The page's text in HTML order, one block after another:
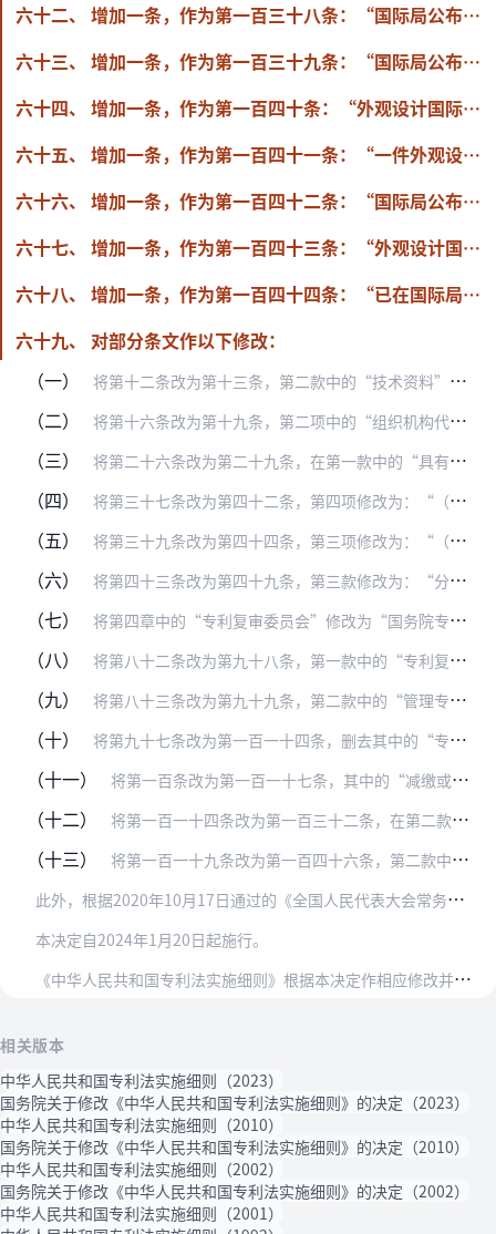
六十二、 增加一条，作为第一百三十八条：“国际局公布外观设计国际申请后，国务院专利行政部门对外观设计国际申请进行审查，并将审查结果通知国际局。”
六十三、 增加一条，作为第一百三十九条：“国际局公布的外观设计国际申请中包括一项或者多项优先权的，视为已经依照专利法第三十条的规定提出了书面声明。
六十四、 增加一条，作为第一百四十条：“外观设计国际申请涉及的外观设计有专利法第二十四条第（二）项或者第（三）项所列情形的，应当在提出外观设计国际申请时声明，并自外观设计国际申请公布之日起2个月内提交本细则第三十三条第三款规定的有关证明文件。”
六十五、 增加一条，作为第一百四十一条：“一件外观设计国际申请包括两项以上外观设计的，申请人可以自外观设计国际申请公布之日起2个月内，向国务院专利行政部门提出分案申请，并缴纳费用。”
六十六、 增加一条，作为第一百四十二条：“国际局公布的外观设计国际申请中包括含设计要点的说明书的，视为已经依照本细则第三十一条的规定提交了简要说明。”
六十七、 增加一条，作为第一百四十三条：“外观设计国际申请经国务院专利行政部门审查后没有发现驳回理由的，由国务院专利行政部门作出给予保护的决定，通知国际局。
六十八、 增加一条，作为第一百四十四条：“已在国际局办理权利变更手续的，申请人应当向国务院专利行政部门提供有关证明材料。”
六十九、 对部分条文作以下修改：
（一）
将第十二条改为第十三条，第二款中的“技术资料”修改为“技术信息和资料”。
（二） 将第十六条改为第十九条，第二项中的“组织机构代码或者居民身份证件号码”修改为“统一社会信用代码或者身份证件号码”，第四项中的“专利代理人的姓名、执业证号码”修改…
（三） 将第二十六条改为第二十九条，在第一款中的“具有实际或者潜在价值的材料”后增加“和利用此类材料产生的遗传信息”。
（四） 将第三十七条改为第四十二条，第四项修改为：“（四）复审或者无效宣告程序中，曾参与原申请的审查的”。
（五） 将第三十九条改为第四十四条，第三项修改为：“（三）申请文件的格式不符合规定的”。
（六） 将第四十三条改为第四十九条，第三款修改为：“分案申请的请求书中应当写明原申请的申请号和申请日。”
（七） 将第四章中的“专利复审委员会”修改为“国务院专利行政部门”。
（八） 将第八十二条改为第九十八条，第一款中的“专利复审委员会”修改为“国务院专利行政部门”。
（九） 将第八十三条改为第九十九条，第二款中的“管理专利工作的部门”修改为“县级以上负责专利执法的部门”。
（十） 将第九十七条改为第一百一十四条，删去其中的“专利登记费、公告印刷费和”。
（十一） 将第一百条改为第一百一十七条，其中的“减缴或者缓缴”修改为“减缴”，“国务院价格管理部门”修改为“国务院发展改革部门”。
（十二） 将第一百一十四条改为第一百三十二条，在第二款中的“国际公布日”后增加“或者国务院专利行政部门公布之日”。
（十三） 将第一百一十九条改为第一百四十六条，第二款中的“代理人”修改为“专利代理师”，“并附具”修改为“必要时应当提交”。
此
外，根据2020年10月17日通过的《全国人民代表大会常务委员会关于修改〈中华人民共和国专利法〉的决定》，对《中华人民共和国专利法实施细则》引用《中华人民共和…
本决定自2024年1月20日起施行。
《
中华人民共和国专利法实施细则》根据本决定作相应修改并对条文序号作相应调整，重新公布。
相关版本
中华人民共和国专利法实施细则（2023）
国务院关于修改《中华人民共和国专利法实施细则》的决定（2023）
中华人民共和国专利法实施细则（2010）
国务院关于修改《中华人民共和国专利法实施细则》的决定（2010）
中华人民共和国专利法实施细则（2002）
国务院关于修改《中华人民共和国专利法实施细则》的决定（2002）
中华人民共和国专利法实施细则（2001）